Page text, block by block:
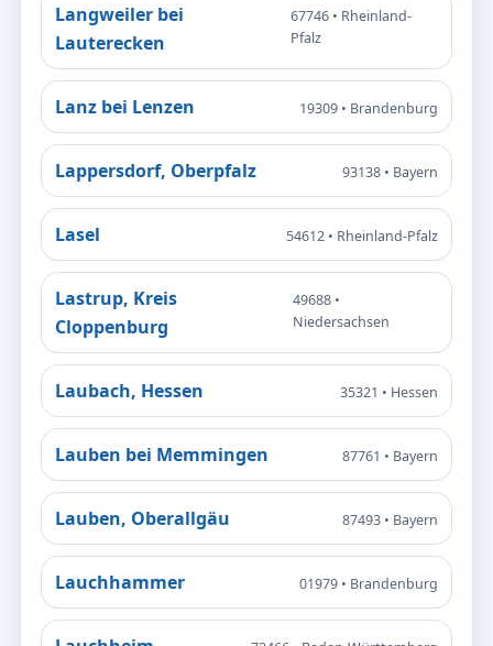
Langweiler bei
Lauterecken
67746 • Rheinland-
Pfalz
Lanz bei Lenzen 19309 • Brandenburg
Lappersdorf, Oberpfalz 93138 • Bayern
Lasel 54612 • Rheinland-Pfalz
Lastrup, Kreis
Cloppenburg
49688 •
Niedersachsen
Laubach, Hessen 35321 • Hessen
Lauben bei Memmingen 87761 • Bayern
Lauben, Oberallgäu 87493 • Bayern
Lauchhammer 01979 • Brandenburg